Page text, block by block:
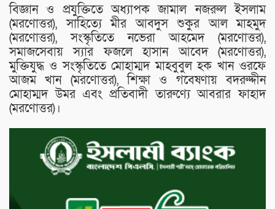
বিজ্ঞান ও প্রযুক্তিতে অধ্যাপক জামাল নজরুল ইসলাম
(মরণোত্তর), সাহিত্যে মীর আবদুস শুকুর আল মাহমুদ
(মরণোত্তর), সংস্কৃতিতে নভেরা আহমেদ (মরণোত্তর),
সমাজসেবায় স্যার ফজলে হাসান আবেদ (মরণোত্তর),
মুক্তিযুদ্ধ ও সংস্কৃতিতে মোহাম্মদ মাহবুবুল হক খান ওরফে
আজম খান (মরণোত্তর), শিক্ষা ও গবেষণায় বদরুদ্দীন
মোহাম্মদ উমর এবং প্রতিবাদী তারুণ্যে আবরার ফাহাদ
(মরণোত্তর)।